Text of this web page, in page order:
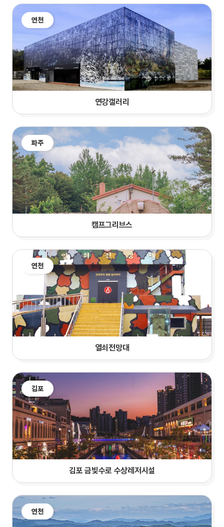
연천
연강갤러리
파주
캠프그리브스
연천
열쇠전망대
김포
김포 금빛수로 수상레저시설
연천